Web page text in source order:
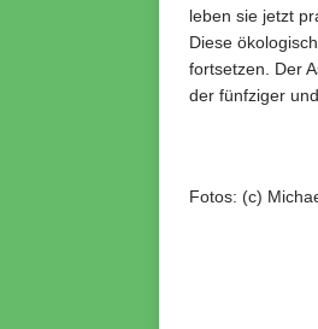
leben sie jetzt
Diese
fortsetzen. Der
der fünfziger
Fotos: (c)